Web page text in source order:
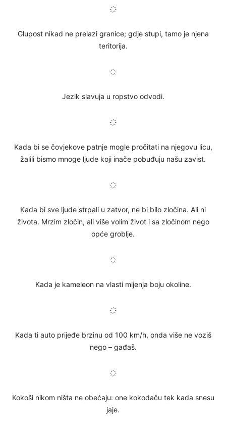
҉
Glupost nikad ne prelazi granice; gdje stupi, tamo je njena
teritorija.
҉
Jezik slavuja u ropstvo odvodi.
҉
Kada bi se čovjekove patnje mogle pročitati na njegovu licu,
žalili bismo mnoge ljude koji inače pobuđuju našu zavist.
҉
Kada bi sve ljude strpali u zatvor, ne bi bilo zločina. Ali ni
života. Mrzim zločin, ali više volim život i sa zločinom nego
opće groblje.
҉
Kada je kameleon na vlasti mijenja boju okoline.
҉
Kada ti auto prijeđe brzinu od 100 km/h, onda više ne voziš
nego – gađaš.
҉
Kokoši nikom ništa ne obećaju: one kokodaču tek kada snesu
jaje.